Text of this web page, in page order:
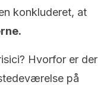
konkluderet, at
Hvorfor er der
på